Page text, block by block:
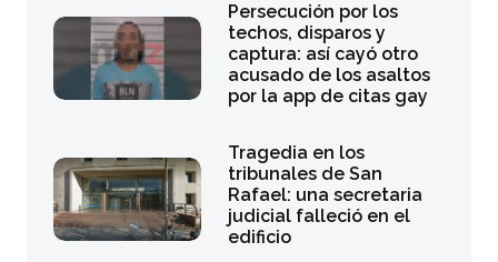
Persecución por los
techos, disparos y
captura: así cayó otro
acusado de los asaltos
por la app de citas gay
Tragedia en los
tribunales de San
Rafael: una secretaria
judicial falleció en el
edificio